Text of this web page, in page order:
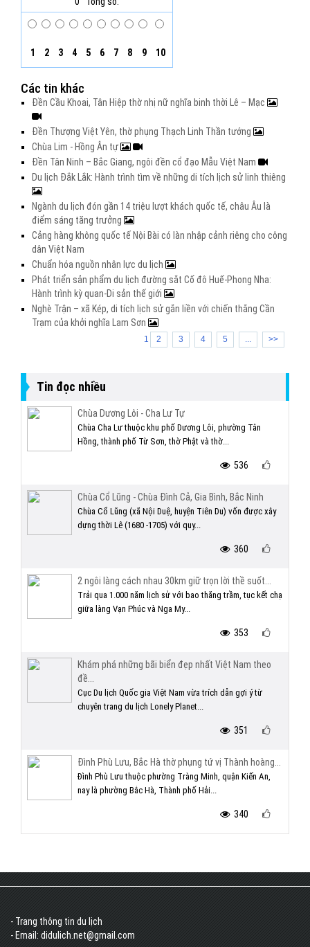
1 2 3 4 5 6 7 8 9 10
Các tin khác
Đền Cầu Khoai, Tân Hiệp thờ nhị nữ nghĩa binh thời Lê – Mạc
Đền Thượng Việt Yên, thờ phụng Thạch Linh Thần tướng
Chùa Lim - Hồng Ân tự
Đền Tân Ninh – Bắc Giang, ngôi đền cổ đạo Mẫu Việt Nam
Du lịch Đắk Lắk: Hành trình tìm về những di tích lịch sử linh thiêng
Ngành du lịch đón gần 14 triệu lượt khách quốc tế, châu Âu là
điểm sáng tăng trưởng
Cảng hàng không quốc tế Nội Bài có làn nhập cảnh riêng cho công
dân Việt Nam
Chuẩn hóa nguồn nhân lực du lịch
Phát triển sản phẩm du lịch đường sắt Cố đô Huế-Phong Nha:
Hành trình kỳ quan-Di sản thế giới
Nghè Trận – xã Kép, di tích lịch sử gắn liền với chiến thắng Cần
Trạm của khởi nghĩa Lam Sơn
1 2 3 4 5 ... >>
Tin đọc nhiều
Chùa Dương Lôi - Cha Lư Tự
Chùa Cha Lư thuộc khu phố Dương Lôi, phường Tân
Hồng, thành phố Từ Sơn, thờ Phật và thờ...
536
Chùa Cổ Lũng - Chùa Đình Cả, Gia Bình, Bắc Ninh
Chùa Cổ Lũng (xã Nội Duệ, huyện Tiên Du) vốn được xây
dựng thời Lê (1680 -1705) với quy...
360
2 ngôi làng cách nhau 30km giữ trọn lời thề suốt...
Trải qua 1.000 năm lịch sử với bao thăng trầm, tục kết chạ
giữa làng Vạn Phúc và Nga My...
353
Khám phá những bãi biển đẹp nhất Việt Nam theo
đề...
Cục Du lịch Quốc gia Việt Nam vừa trích dẫn gợi ý từ
chuyên trang du lịch Lonely Planet...
351
Đình Phù Lưu, Bắc Hà thờ phụng tứ vị Thành hoàng...
Đình Phù Lưu thuộc phường Tràng Minh, quận Kiến An,
nay là phường Bắc Hà, Thành phố Hải...
340
- Trang thông tin du lịch
- Email: didulich.net@gmail.com